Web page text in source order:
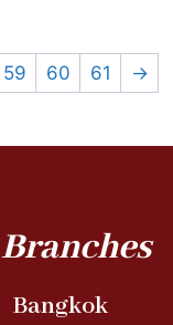
59 60 61 →
Branches
Bangkok